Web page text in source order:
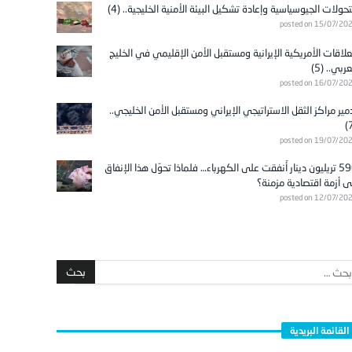
الجيوسياسية وإعادة تشكيل البيئة الأمنية الخليجية.. (4)
posted on 15/07/
الأمريكية الإيرانية ومستقبل الأمن الإقليمي في الخليج
(5)
posted on 16/07/
مراكز الثقل الاستراتيجي الإيراني ومستقبل الأمن الخليجي..
posted on 19/07/
596 تريليون دينار أُنفقت على الكهرباء… فلماذا تحوّل هذا الإنفاق
أزمة اقتصادية مزمنة؟
posted on 12/07/
القائمة البريدية